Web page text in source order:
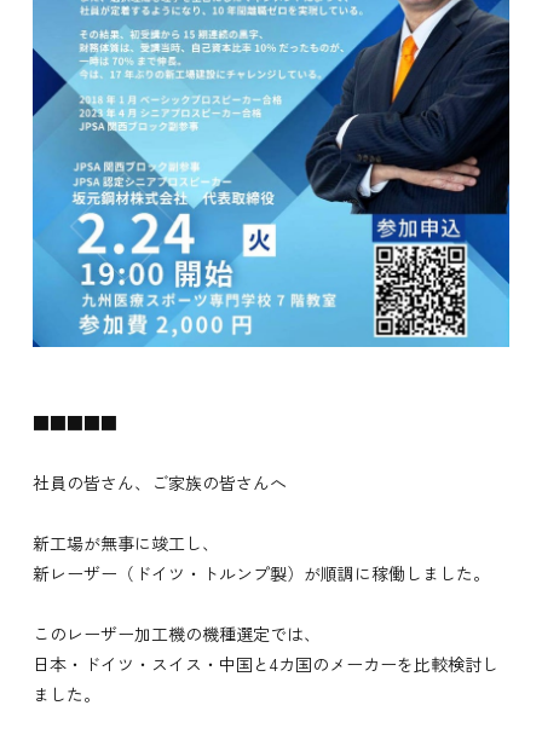
■■■■■
社員の皆さん、ご家族の皆さんへ
新工場が無事に竣工し、
新レーザー（ドイツ・トルンプ製）が順調に稼働しました。
このレーザー加工機の機種選定では、
日本・ドイツ・スイス・中国と4カ国のメーカーを比較検討し
ました。